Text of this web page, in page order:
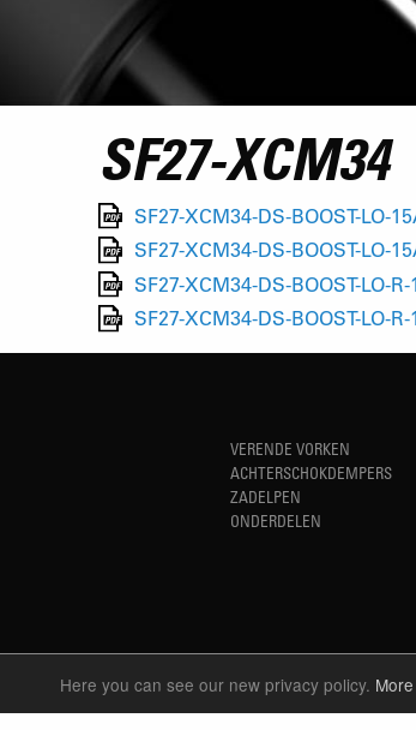
Here you can see our new privacy policy.
SF27-XCM34
SF27-XCM34-DS-BOOST-LO-
SF27-XCM34-DS-BOOST-LO-
SF27-XCM34-DS-BOOST-LO-
SF27-XCM34-DS-BOOST-LO-
VERENDE VORKEN
ACHTERSCHOKDEMPERS
ZADELPEN
ONDERDELEN